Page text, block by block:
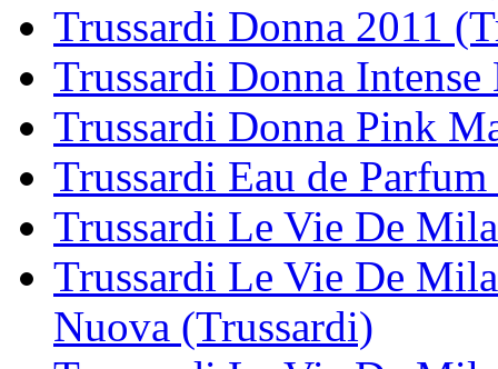
Trussardi Donna 2011
Trussardi Donna
Trussardi Donna Pink
Trussardi Eau de
Trussardi Le Vie De
Trussardi Le Vie De
Nuova (Trussardi)